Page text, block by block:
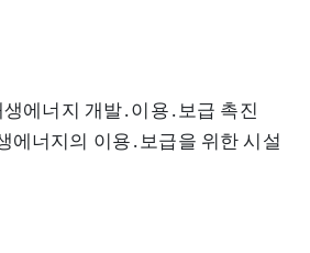
에너지 개발․이용․보급 촉진
에너지의 이용․보급을 위한 시설